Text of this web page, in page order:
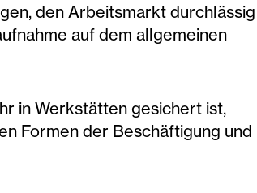
den Arbeitsmarkt durchlässig
auf dem allgemeinen
in Werkstätten gesichert ist,
Formen der Beschäftigung und